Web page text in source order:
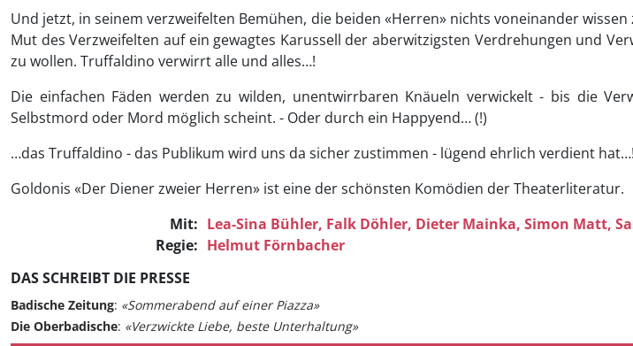
Und jetzt, in seinem verzweifelten Bemühen, die beiden «Herren» nichts voneinander
Mut des Verzweifelten auf ein gewagtes Karussell der aberwitzigsten Verdrehungen und
zu wollen. Truffaldino verwirrt alle und alles…!
Die einfachen Fäden werden zu wilden, unentwirrbaren Knäueln verwickelt - bis die
Selbstmord oder Mord möglich scheint. - Oder durch ein Happyend… (!)
…das Truffaldino - das Publikum wird uns da sicher zustimmen - lügend ehrlich verdient hat…!
Goldonis «Der Diener zweier Herren» ist eine der schönsten Komödien der Theaterliteratur.
Mit: Lea-Sina Bühler, Falk Döhler, Dieter Mainka, Simon Matt,
Regie: Helmut Förnbacher
DAS SCHREIBT DIE PRESSE
Badische Zeitung: «Sommerabend auf einer Piazza»
Die Oberbadische: «Verzwickte Liebe, beste Unterhaltung»